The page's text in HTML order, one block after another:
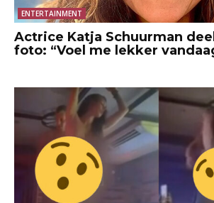
ENTERTAINMENT
Actrice Katja Schuurman
foto: “Voel me lekker